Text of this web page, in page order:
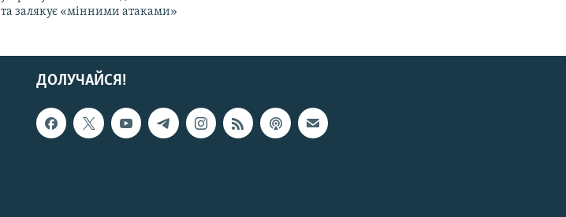
та залякує «мінними атаками»
ДОЛУЧАЙСЯ!